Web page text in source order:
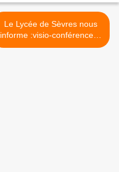
Le Lycée de Sèvres nous
informe :visio-conférence le
22 janvier - L'Europe et